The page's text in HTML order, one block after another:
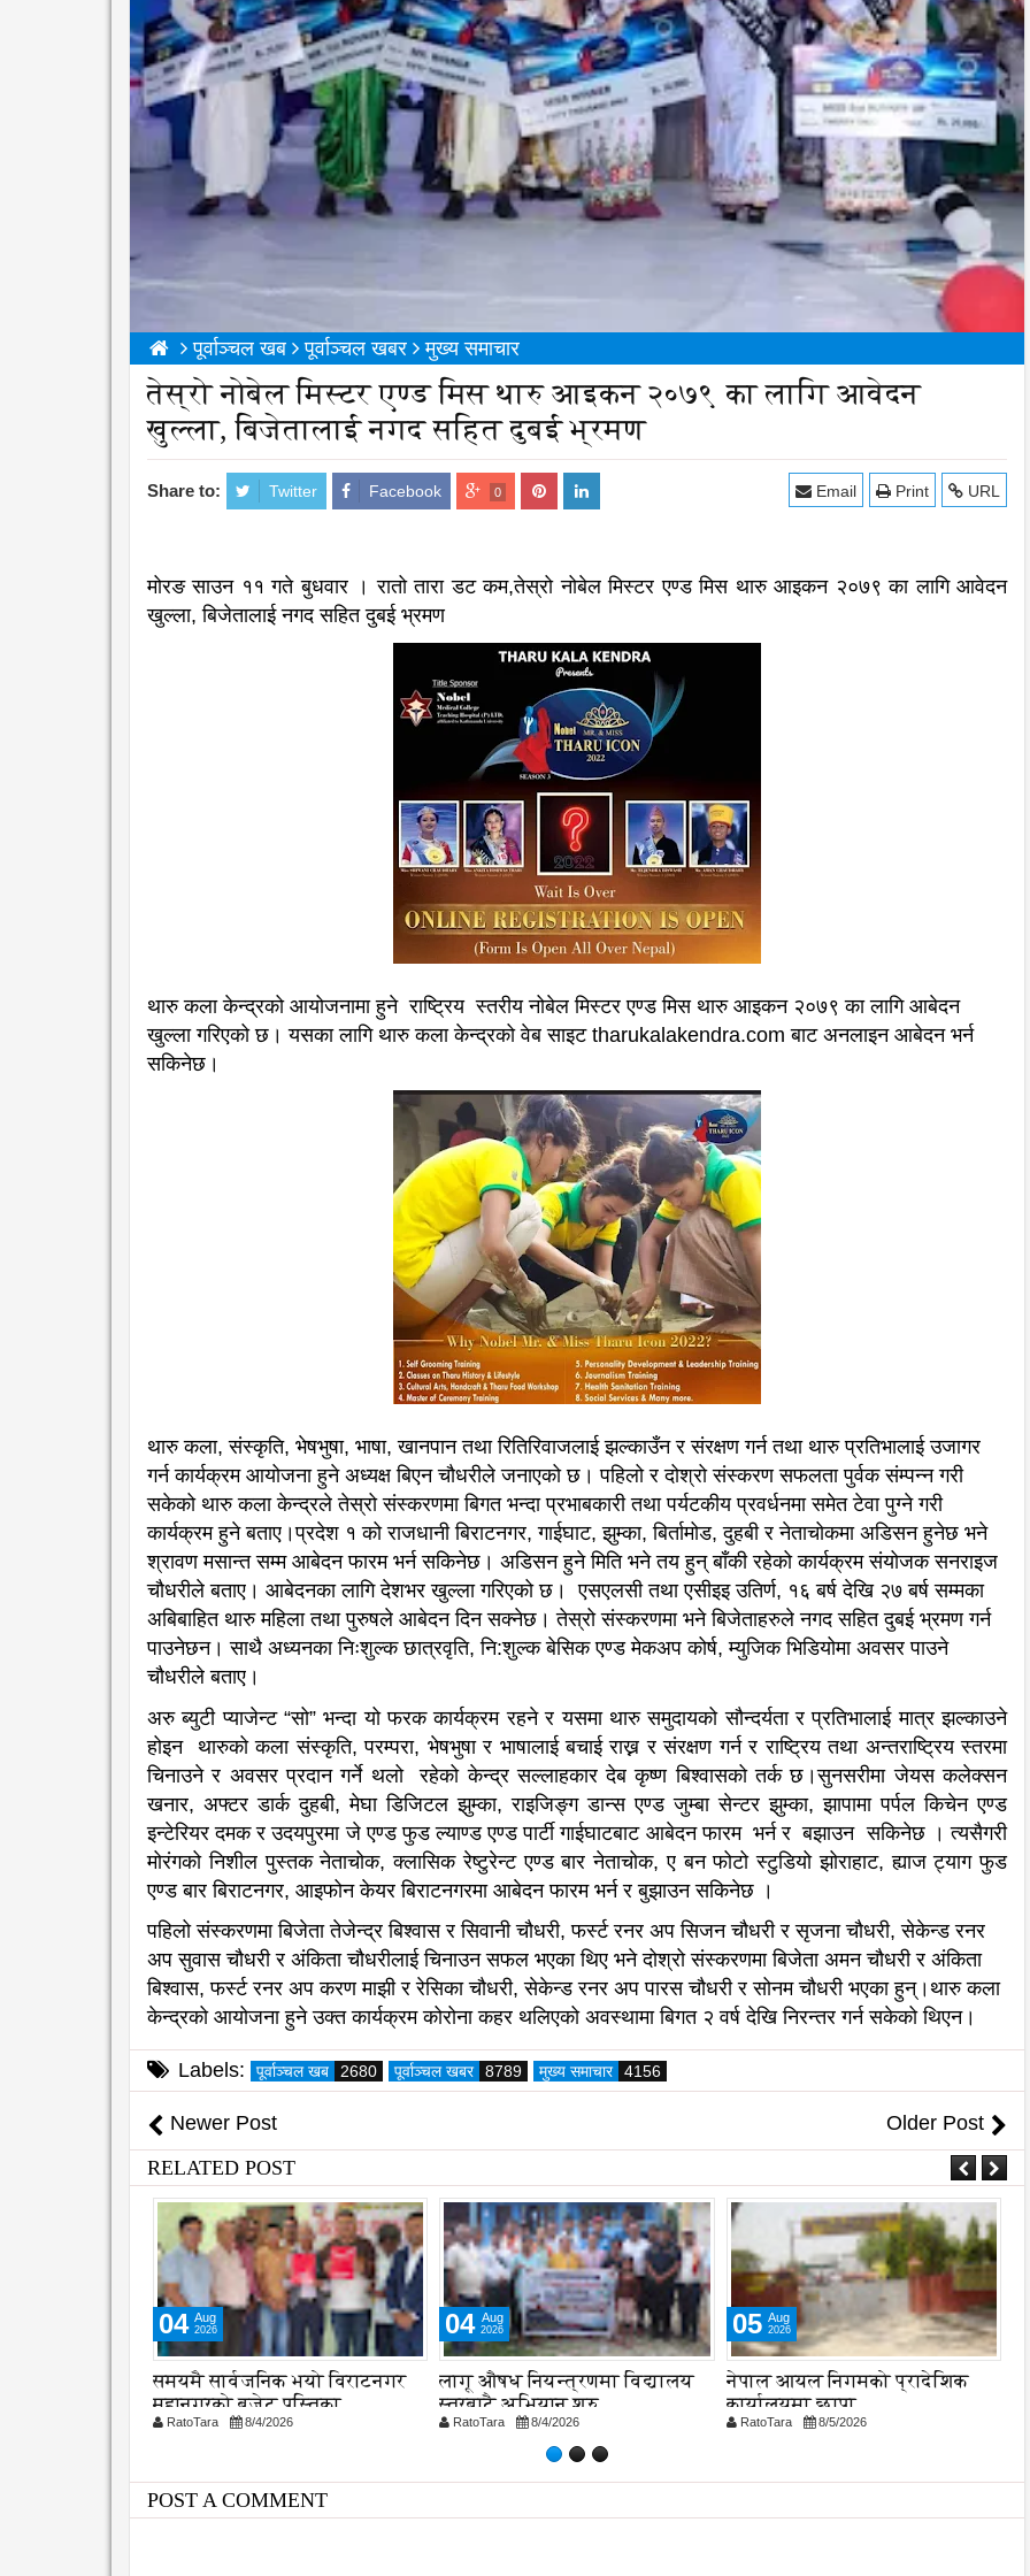
पूर्वाञ्चल खब पूर्वाञ्चल खबर मुख्य समाचार
तेस्रो नोबेल मिस्टर एण्ड मिस थारु आइकन २०७९ का लागि आवेदन
खुल्ला, बिजेतालाई नगद सहित दुबई भ्रमण
Share to: Twitter Facebook 0 URL
Print
Email
मोरङ साउन ११ गते बुधवार । रातो तारा डट कम,तेस्रो नोबेल मिस्टर एण्ड मिस थारु आइकन २०७९ का लागि आवेदन
खुल्ला, बिजेतालाई नगद सहित दुबई भ्रमण
थारु कला केन्द्रको आयोजनामा हुने राष्ट्रिय स्तरीय नोबेल मिस्टर एण्ड मिस थारु आइकन २०७९ का लागि आबेदन
खुल्ला गरिएको छ। यसका लागि थारु कला केन्द्रको वेब साइट tharukalakendra.com बाट अनलाइन आबेदन भर्न
सकिनेछ।
थारु कला, संस्कृति, भेषभुषा, भाषा, खानपान तथा रितिरिवाजलाई झल्काउँन र संरक्षण गर्न तथा थारु प्रतिभालाई उजागर
गर्न कार्यक्रम आयोजना हुने अध्यक्ष बिएन चौधरीले जनाएको छ। पहिलो र दोश्रो संस्करण सफलता पुर्वक संम्पन्न गरी
सकेको थारु कला केन्द्रले तेस्रो संस्करणमा बिगत भन्दा प्रभाबकारी तथा पर्यटकीय प्रवर्धनमा समेत टेवा पुग्ने गरी
कार्यक्रम हुने बताए।प्रदेश १ को राजधानी बिराटनगर, गाईघाट, झुम्का, बिर्तामोड, दुहबी र नेताचोकमा अडिसन हुनेछ भने
श्रावण मसान्त सम्म आबेदन फारम भर्न सकिनेछ। अडिसन हुने मिति भने तय हुन् बाँकी रहेको कार्यक्रम संयोजक सनराइज
चौधरीले बताए। आबेदनका लागि देशभर खुल्ला गरिएको छ। एसएलसी तथा एसीइइ उतिर्ण, १६ बर्ष देखि २७ बर्ष सम्मका
अबिबाहित थारु महिला तथा पुरुषले आबेदन दिन सक्नेछ। तेस्रो संस्करणमा भने बिजेताहरुले नगद सहित दुबई भ्रमण गर्न
पाउनेछन। साथै अध्यनका निःशुल्क छात्रवृति, नि:शुल्क बेसिक एण्ड मेकअप कोर्ष, म्युजिक भिडियोमा अवसर पाउने
चौधरीले बताए।
अरु ब्युटी प्याजेन्ट “सो” भन्दा यो फरक कार्यक्रम रहने र यसमा थारु समुदायको सौन्दर्यता र प्रतिभालाई मात्र झल्काउने
होइन थारुको कला संस्कृति, परम्परा, भेषभुषा र भाषालाई बचाई राख्न र संरक्षण गर्न र राष्ट्रिय तथा अन्तराष्ट्रिय स्तरमा
चिनाउने र अवसर प्रदान गर्ने थलो रहेको केन्द्र सल्लाहकार देब कृष्ण बिश्वासको तर्क छ।सुनसरीमा जेयस कलेक्सन
खनार, अफ्टर डार्क दुहबी, मेघा डिजिटल झुम्का, राइजिङ्ग डान्स एण्ड जुम्बा सेन्टर झुम्का, झापामा पर्पल किचेन एण्ड
इन्टेरियर दमक र उदयपुरमा जे एण्ड फुड ल्याण्ड एण्ड पार्टी गाईघाटबाट आबेदन फारम भर्न र बझाउन सकिनेछ । त्यसैगरी
मोरंगको निशील पुस्तक नेताचोक, क्लासिक रेष्टुरेन्ट एण्ड बार नेताचोक, ए बन फोटो स्टुडियो झोराहाट, ह्याज ट्याग फुड
एण्ड बार बिराटनगर, आइफोन केयर बिराटनगरमा आबेदन फारम भर्न र बुझाउन सकिनेछ ।
पहिलो संस्करणमा बिजेता तेजेन्द्र बिश्वास र सिवानी चौधरी, फर्स्ट रनर अप सिजन चौधरी र सृजना चौधरी, सेकेन्ड रनर
अप सुवास चौधरी र अंकिता चौधरीलाई चिनाउन सफल भएका थिए भने दोश्रो संस्करणमा बिजेता अमन चौधरी र अंकिता
बिश्वास, फर्स्ट रनर अप करण माझी र रेसिका चौधरी, सेकेन्ड रनर अप पारस चौधरी र सोनम चौधरी भएका हुन्।थारु कला
केन्द्रको आयोजना हुने उक्त कार्यक्रम कोरोना कहर थलिएको अवस्थामा बिगत २ वर्ष देखि निरन्तर गर्न सकेको थिएन।
Labels: पूर्वाञ्चल खब 2680 पूर्वाञ्चल खबर 8789 मुख्य समाचार 4156
Newer Post
Older Post
RELATED POST
04 Aug
2026
समयमै सार्वजनिक भयो विराटनगर
महानगरको बजेट पुस्तिका,
कार्यान्वयन प्रक्रिया पनि सुरु
RatoTara 8/4/2026
04 Aug
2026
लागू औषध नियन्त्रणमा विद्यालय
स्तरबाटै अभियान शुरु
RatoTara 8/4/2026
05 Aug
2026
नेपाल आयल निगमको प्रादेशिक
कार्यालयमा छापा
RatoTara 8/5/2026
POST A COMMENT